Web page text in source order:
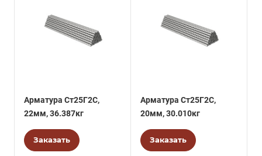
Арматура Ст25Г2С,
22мм, 36.387кг
Заказать
Арматура Ст25Г2С,
20мм, 30.010кг
Заказать